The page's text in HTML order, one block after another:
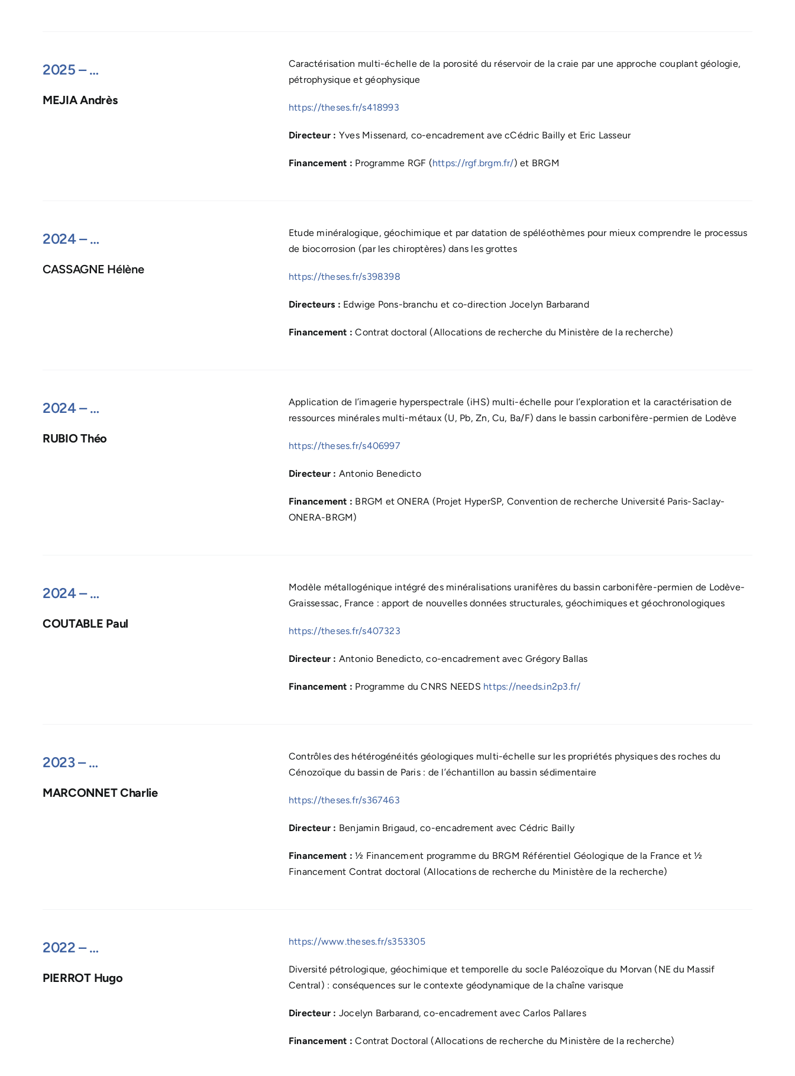
2025 – …
MEJIA Andrès
Caractérisation multi-échelle de la porosité du réservoir de la craie par une approche couplant géologie,
pétrophysique et géophysique
https://theses.fr/s418993
Directeur : Yves Missenard, co-encadrement ave cCédric Bailly et Eric Lasseur
Financement : Programme RGF (https://rgf.brgm.fr/) et BRGM
2024 – …
CASSAGNE Hélène
Etude minéralogique, géochimique et par datation de spéléothèmes pour mieux comprendre le processus
de biocorrosion (par les chiroptères) dans les grottes
https://theses.fr/s398398
Directeurs : Edwige Pons-branchu et co-direction Jocelyn Barbarand
Financement : Contrat doctoral (Allocations de recherche du Ministère de la recherche)
2024 – …
RUBIO Théo
Application de l’imagerie hyperspectrale (iHS) multi-échelle pour l’exploration et la caractérisation de
ressources minérales multi-métaux (U, Pb, Zn, Cu, Ba/F) dans le bassin carbonifère-permien de Lodève
https://theses.fr/s406997
Directeur : Antonio Benedicto
Financement : BRGM et ONERA (Projet HyperSP, Convention de recherche Université Paris-Saclay-
ONERA-BRGM)
2024 – …
COUTABLE Paul
Modèle métallogénique intégré des minéralisations uranifères du bassin carbonifère-permien de Lodève-
Graissessac, France : apport de nouvelles données structurales, géochimiques et géochronologiques
https://theses.fr/s407323
Directeur : Antonio Benedicto, co-encadrement avec Grégory Ballas
Financement : Programme du CNRS NEEDS https://needs.in2p3.fr/
2023 – …
MARCONNET Charlie
Contrôles des hétérogénéités géologiques multi-échelle sur les propriétés physiques des roches du
Cénozoïque du bassin de Paris : de l’échantillon au bassin sédimentaire
https://theses.fr/s367463
Directeur : Benjamin Brigaud, co-encadrement avec Cédric Bailly
Financement : ½ Financement programme du BRGM Référentiel Géologique de la France et ½
Financement Contrat doctoral (Allocations de recherche du Ministère de la recherche)
2022 – …
PIERROT Hugo
https://www.theses.fr/s353305
Diversité pétrologique, géochimique et temporelle du socle Paléozoïque du Morvan (NE du Massif
Central) : conséquences sur le contexte géodynamique de la chaîne varisque
Directeur : Jocelyn Barbarand, co-encadrement avec Carlos Pallares
Financement : Contrat Doctoral (Allocations de recherche du Ministère de la recherche)